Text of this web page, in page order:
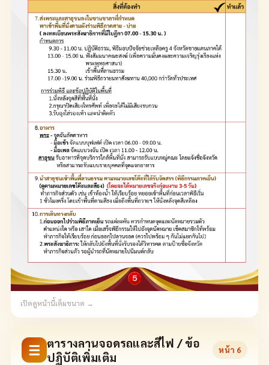
เปิดดูหน้านี้เต็มขนาด →
☰ ตารางลานจอดรถและสีไฟ / ข้อ
ปฏิบัติเพิ่มเติม
หน้า 6